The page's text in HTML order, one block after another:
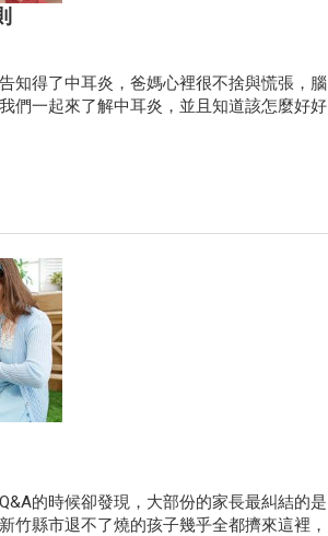
知得了中耳炎，爸媽心裡很不捨與慌張，腦
們一起來了解中耳炎，並且知道該怎麼好好
的時候卻發現，大部份的家長最糾結的是
竹縣市退不了燒的孩子幾乎全都擠來這裡，